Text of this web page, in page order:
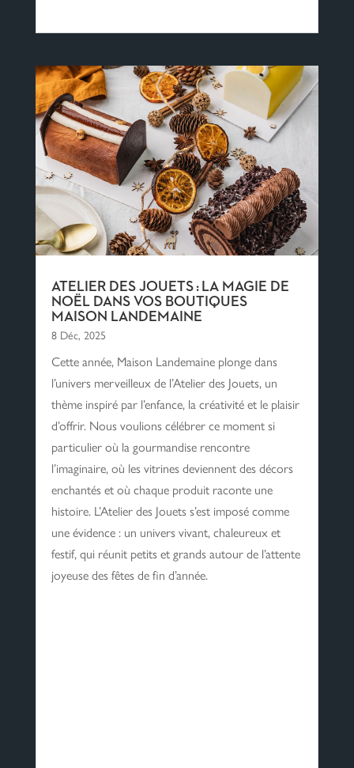
ATELIER DES JOUETS : LA MAGIE DE
NOËL DANS VOS BOUTIQUES
MAISON LANDEMAINE
8 Déc, 2025
Cette année, Maison Landemaine plonge dans
l’univers merveilleux de l’Atelier des Jouets, un
thème inspiré par l’enfance, la créativité et le plaisir
d’offrir. Nous voulions célébrer ce moment si
particulier où la gourmandise rencontre
l’imaginaire, où les vitrines deviennent des décors
enchantés et où chaque produit raconte une
histoire. L’Atelier des Jouets s’est imposé comme
une évidence : un univers vivant, chaleureux et
festif, qui réunit petits et grands autour de l’attente
joyeuse des fêtes de fin d’année.